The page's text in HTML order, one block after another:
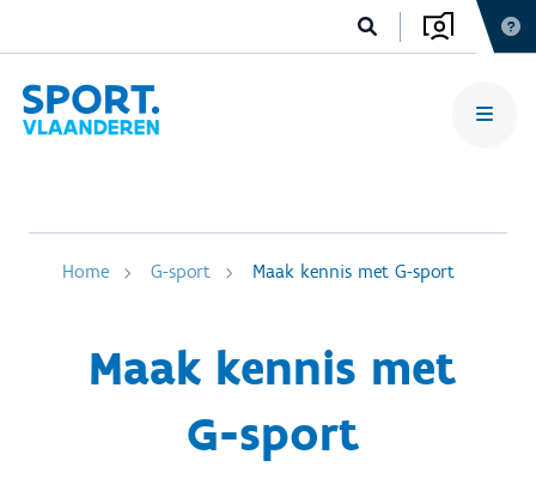
Home G-sport Maak kennis met G-sport
Maak kennis met
G-sport